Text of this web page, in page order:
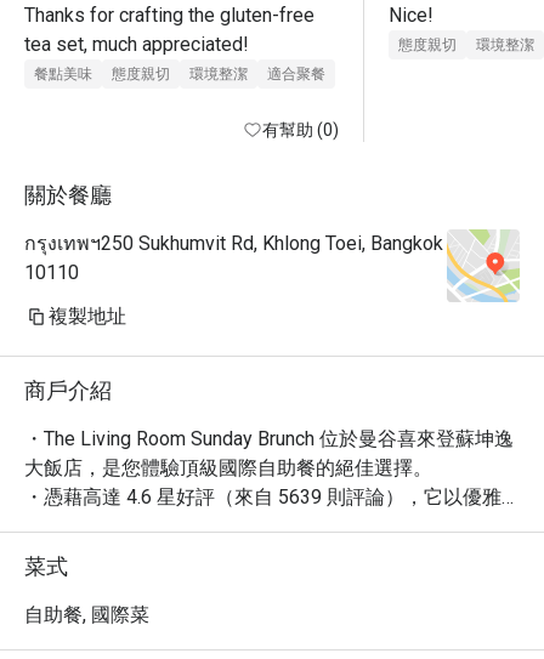
Thanks for crafting the gluten-free
tea set, much appreciated!
餐點美味 態度親切 環境整潔 適合聚餐
有幫助 (0)
Nice!
態度親切 環境整潔
關於餐廳
กรุงเทพฯ250 Sukhumvit Rd, Khlong Toei, Bangkok
10110
複製地址
商戶介紹
・The Living Room Sunday Brunch 位於曼谷喜來登蘇坤逸
大飯店，是您體驗頂級國際自助餐的絕佳選擇。
・憑藉高達 4.6 星好評（來自 5639 則評論），它以優雅
的氛圍、現場爵士樂團及豐盛美食聞名，提供現切肉品、
新鮮海鮮與精緻甜點等國際佳餚。
・這個 LGBTQ+ 友善空間，鄰近 BTS Asok 站與羅賓遜百
貨公司，交通極為便利，為您的週末增添奢華享受。
菜式
自助餐, 國際菜